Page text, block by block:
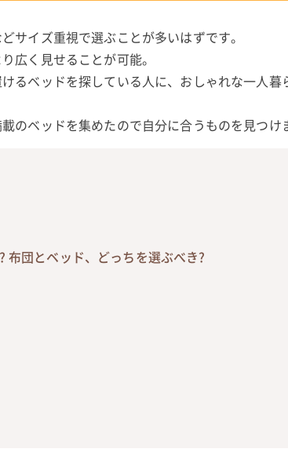
サイズ重視で選ぶことが多いはずです。
広く見せることが可能。
るベッドを探している人に、おしゃれな一人暮
のベッドを集めたので自分に合うものを見つけ
布団とベッド、どっちを選ぶべき?